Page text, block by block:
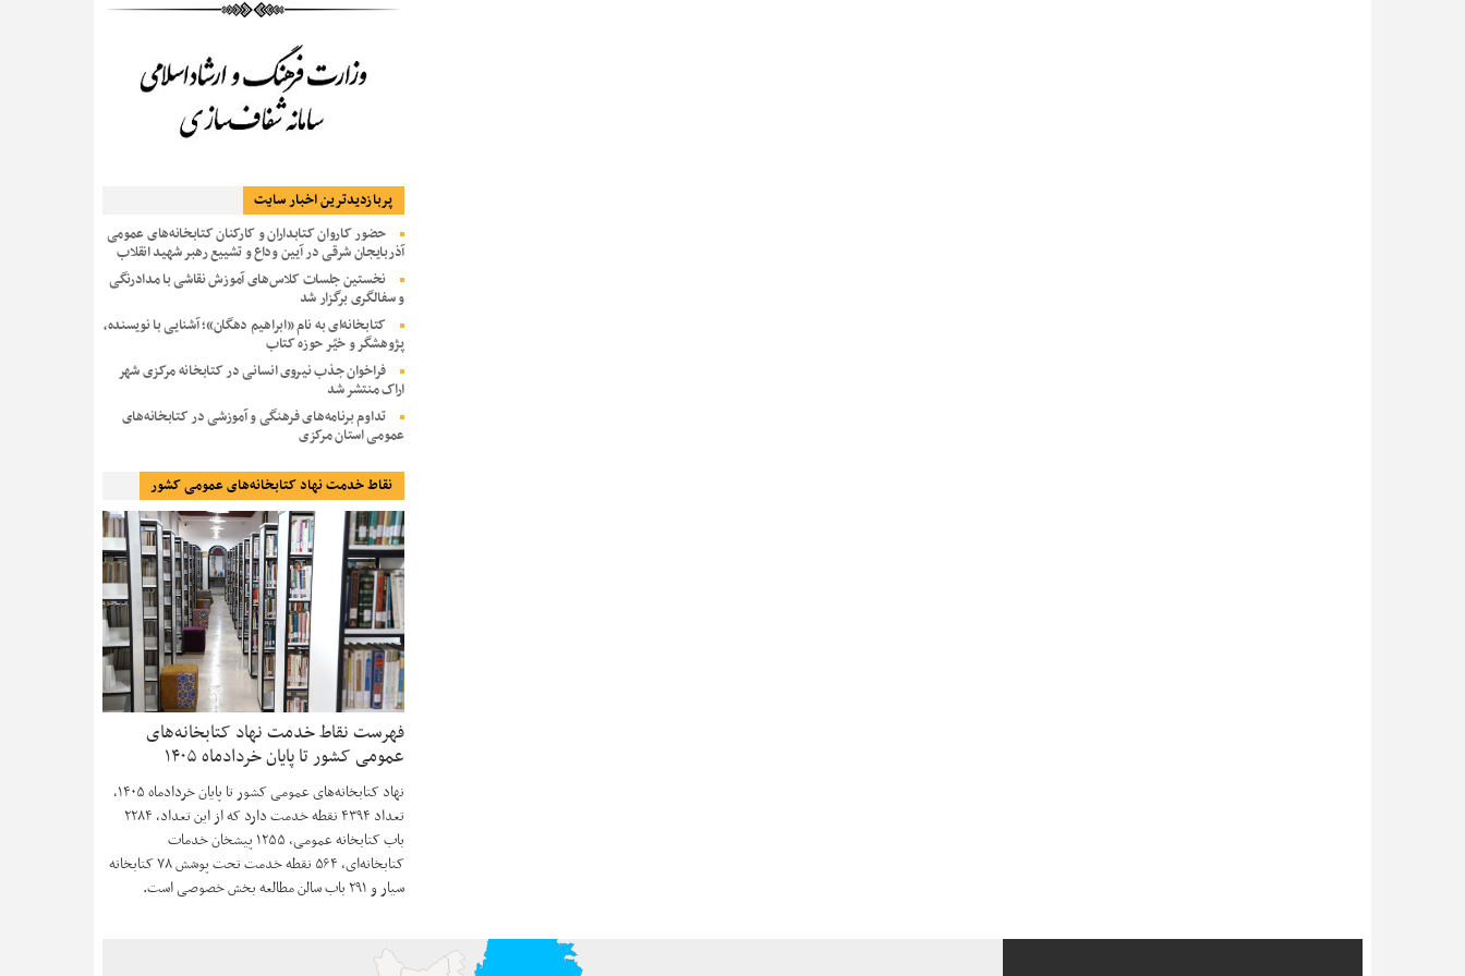
پربازديدترين اخبار سایت
حضور کاروان کتابداران و کارکنان کتابخانه‌های عمومی
آذربایجان شرقی در آیین وداع و تشییع رهبر شهید انقلاب
نخستین جلسات کلاس‌های آموزش نقاشی با مدادرنگی
و سفالگری برگزار شد
کتابخانه‌ای به نام «ابراهیم دهگان»؛ آشنایی با نویسنده،
پژوهشگر و خیّر حوزه کتاب
فراخوان جذب نیروی انسانی در کتابخانه مرکزی شهر
اراک منتشر شد
تداوم برنامه‌های فرهنگی و آموزشی در کتابخانه‌های
عمومی استان مرکزی
نقاط خدمت نهاد کتابخانه‌های عمومی کشور
فهرست نقاط خدمت نهاد کتابخانه‌های
عمومی کشور تا پایان خردادماه ۱۴۰۵
نهاد کتابخانه‌های عمومی کشور تا پایان خردادماه ۱۴۰۵،
تعداد ۴۳۹۴ نقطه خدمت دارد که از این تعداد، ۲۲۸۴
باب کتابخانه عمومی، ۱۲۵۵ پیشخان خدمات
کتابخانه‌ای، ۵۶۴ نقطه خدمت تحت پوشش ۷۸ کتابخانه
سیار و ۲۹۱ باب سالن مطالعه بخش خصوصی است.